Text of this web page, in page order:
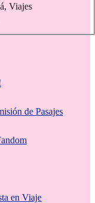
Viajes
de Pasajes
en Viaje